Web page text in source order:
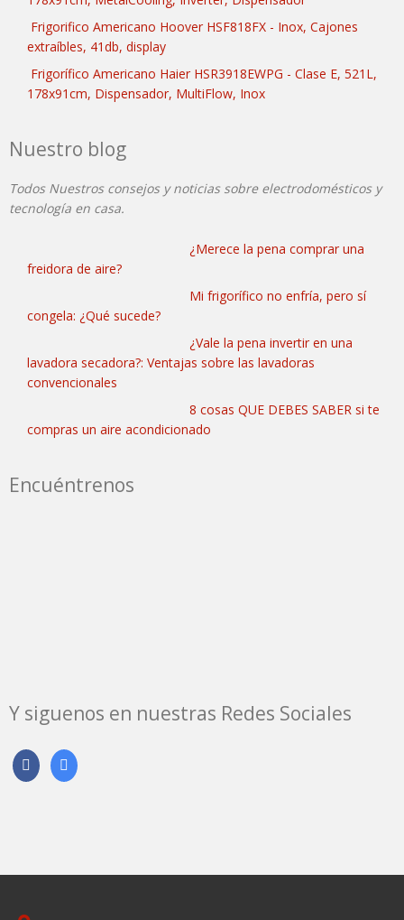
Frigorifico Americano Hoover HSF818FX - Inox, Cajones
extraíbles, 41db, display
Frigorífico Americano Haier HSR3918EWPG - Clase E, 521L,
178x91cm, Dispensador, MultiFlow, Inox
Nuestro blog
Todos Nuestros consejos y noticias sobre electrodomésticos y
tecnología en casa.
¿Merece la pena comprar una
freidora de aire?
Mi frigorífico no enfría, pero sí
congela: ¿Qué sucede?
¿Vale la pena invertir en una
lavadora secadora?: Ventajas sobre las lavadoras
convencionales
8 cosas QUE DEBES SABER si te
compras un aire acondicionado
Encuéntrenos
Y siguenos en nuestras Redes Sociales